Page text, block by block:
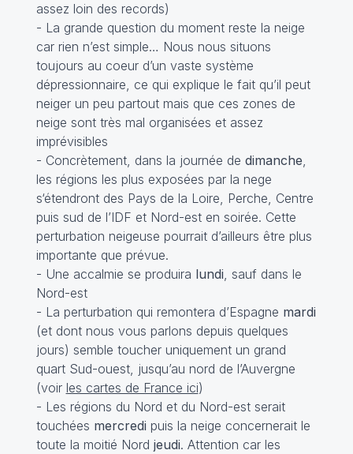
assez loin des records)
- La grande question du moment reste la neige
car rien n’est simple… Nous nous situons
toujours au coeur d’un vaste système
dépressionnaire, ce qui explique le fait qu’il peut
neiger un peu partout mais que ces zones de
neige sont très mal organisées et assez
imprévisibles
- Concrètement, dans la journée de dimanche,
les régions les plus exposées par la nege
s‘étendront des Pays de la Loire, Perche, Centre
puis sud de l’IDF et Nord-est en soirée. Cette
perturbation neigeuse pourrait d’ailleurs être plus
importante que prévue.
- Une accalmie se produira lundi, sauf dans le
Nord-est
- La perturbation qui remontera d’Espagne mardi
(et dont nous vous parlons depuis quelques
jours) semble toucher uniquement un grand
quart Sud-ouest, jusqu’au nord de l’Auvergne
(voir les cartes de France ici)
- Les régions du Nord et du Nord-est serait
touchées mercredi puis la neige concernerait le
toute la moitié Nord jeudi. Attention car les